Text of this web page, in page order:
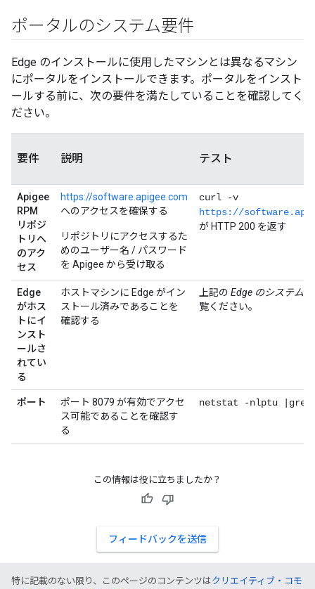
ポータルのシステム要件
Edge のインストールに使用したマシンとは異なるマシン
にポータルをインストールできます。ポータルをインスト
ールする前に、次の要件を満たしていることを確認してく
ださい。
要件 説明 テスト
Apigee
RPM
リポジ
トリへ
のアク
セス
https://software.apigee.com
へのアクセスを確保する
リポジトリにアクセスするた
めのユーザー名 / パスワード
を Apigee から受け取る
curl -v
https://
が HTTP 200 を返す
Edge
がホス
トにイ
ンスト
ールさ
れてい
る
ホストマシンに Edge がイン
ストール済みであることを
確認する
上記の Edge のシステム
覧ください。
ポート
ポート 8079 が有効でアクセ
ス可能であることを確認す
る
netstat -nlptu |grep
この情報は役に立ちましたか？
フィードバックを送信
特に記載のない限り、このページのコンテンツはクリエイティブ・コモ